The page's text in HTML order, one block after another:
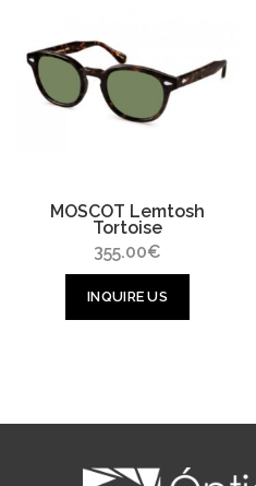
MOSCOT Lemtosh
Tortoise
355.00€
INQUIRE US